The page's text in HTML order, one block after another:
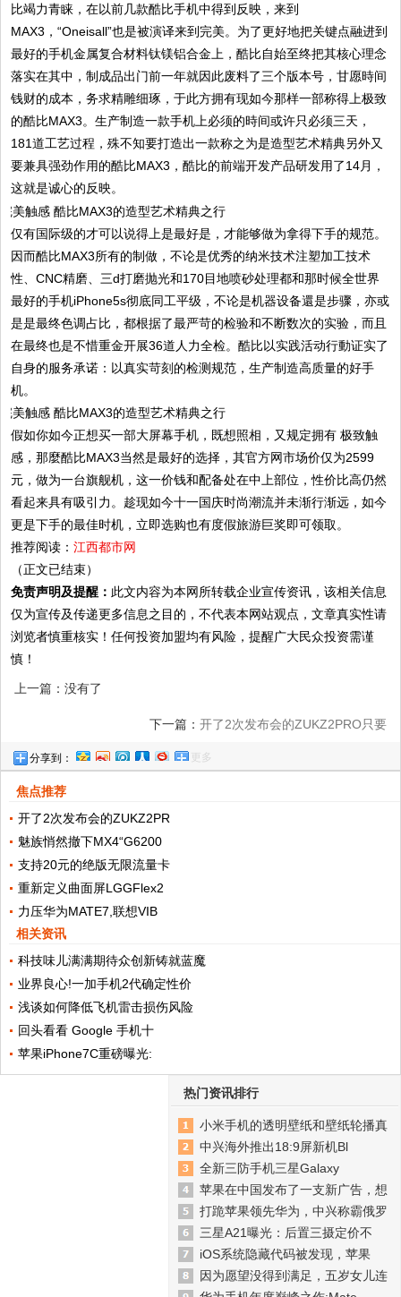
比竭力青睐，在以前几款酷比手机中得到反映，来到
MAX3，“Oneisall”也是被演译来到完美。为了更好地把关键点融进到
最好的手机金属复合材料钛镁铝合金上，酷比自始至终把其核心理念
落实在其中，制成品出门前一年就因此废料了三个版本号，甘愿時间
钱财的成本，务求精雕细琢，于此方拥有现如今那样一部称得上极致
的酷比MAX3。生产制造一款手机上必须的時间或许只必须三天，
181道工艺过程，殊不知要打造出一款称之为是造型艺术精典另外又
要兼具强劲作用的酷比MAX3，酷比的前端开发产品研发用了14月，
这就是诚心的反映。
仅有国际级的才可以说得上是最好是，才能够做为拿得下手的规范。
因而酷比MAX3所有的制做，不论是优秀的纳米技术注塑加工技术
性、CNC精磨、三d打磨抛光和170目地喷砂处理都和那时候全世界
最好的手机iPhone5s彻底同工平级，不论是机器设备還是步骤，亦或
是是最终色调占比，都根据了最严苛的检验和不断数次的实验，而且
在最终也是不惜重金开展36道人力全检。酷比以实践活动行動证实了
自身的服务承诺：以真实苛刻的检测规范，生产制造高质量的好手
机。
假如你如今正想买一部大屏幕手机，既想照相，又规定拥有 极致触
感，那麼酷比MAX3当然是最好的选择，其官方网市场价仅为2599
元，做为一台旗舰机，这一价钱和配备处在中上部位，性价比高仍然
看起来具有吸引力。趁现如今十一国庆时尚潮流并未渐行渐远，如今
更是下手的最佳时机，立即选购也有度假旅游巨奖即可领取。
推荐阅读：江西都市网
（正文已结束）
免责声明及提醒： 此文内容为本网所转载企业宣传资讯，该相关信息
仅为宣传及传递更多信息之目的，不代表本网站观点，文章真实性请
浏览者慎重核实！任何投资加盟均有风险，提醒广大民众投资需谨
慎！
上一篇：没有了
下一篇： 开了2次发布会的ZUKZ2PRO只要
分享到： 更多
焦点推荐
开了2次发布会的ZUKZ2PR
魅族悄然撤下MX4“G6200
支持20元的绝版无限流量卡
重新定义曲面屏LGGFlex2
力压华为MATE7,联想VIB
相关资讯
科技味儿满满期待众创新铸就蓝魔
业界良心!一加手机2代确定性价
浅谈如何降低飞机雷击损伤风险
回头看看 Google 手机十
苹果iPhone7C重磅曝光:
热门资讯排行
小米手机的透明壁纸和壁纸轮播真
中兴海外推出18:9屏新机Bl
全新三防手机三星Galaxy
苹果在中国发布了一支新广告，想
打跪苹果领先华为，中兴称霸俄罗
三星A21曝光：后置三摄定价不
iOS系统隐藏代码被发现，苹果
因为愿望没得到满足，五岁女儿连